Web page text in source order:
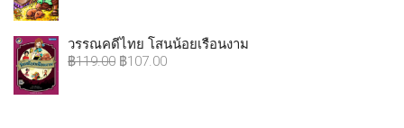
วรรณคดีไทย โสนน้อยเรือนงาม
฿119.00 ฿107.00